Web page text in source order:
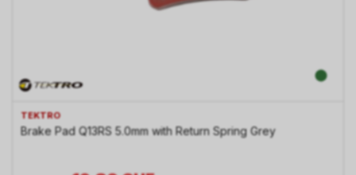
TEKTRO
Brake Pad Q13RS 5.0mm with Return Spring Grey